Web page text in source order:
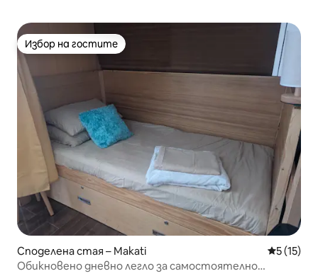
Избор на гостите
Избор на гостите
Споделена стая – Makati Средна
5 (15)
Обикновено дневно легло за самостоятелно